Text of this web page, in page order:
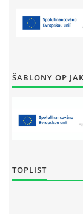
ŠABLONY OP
TOPLIST